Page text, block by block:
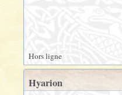
Hors ligne
Hyarion